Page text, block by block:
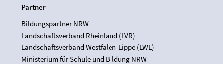
Partner
Bildungspartner NRW
Landschaftsverband Rheinland (LVR)
Landschaftsverband Westfalen-Lippe (LWL)
Ministerium für Schule und Bildung NRW